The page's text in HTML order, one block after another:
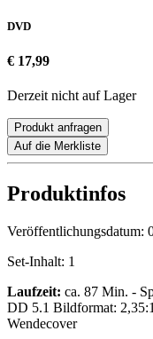
DVD
€ 17,99
Derzeit nicht auf Lager
Produkt anfragen
Auf die Merkliste
Produktinfos
Veröffentlichungsdatum:
Set-Inhalt: 1
Laufzeit: ca. 87 Min. -
DD 5.1 Bildformat:
Wendecover